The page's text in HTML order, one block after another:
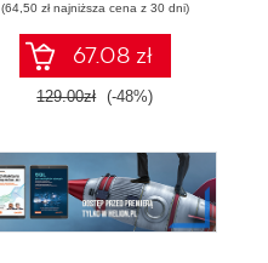
(64,50 zł najniższa cena z 30 dni)
67.08 zł
129.00zł (-48%)